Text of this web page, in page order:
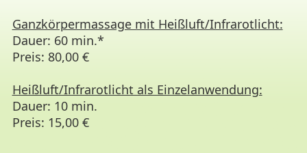
Ganzkörpermassage mit Heißluft/Infrarotlicht:
Dauer: 60 min.*
Preis: 80,00 €
Heißluft/Infrarotlicht als Einzelanwendung:
Dauer: 10 min.
Preis: 15,00 €